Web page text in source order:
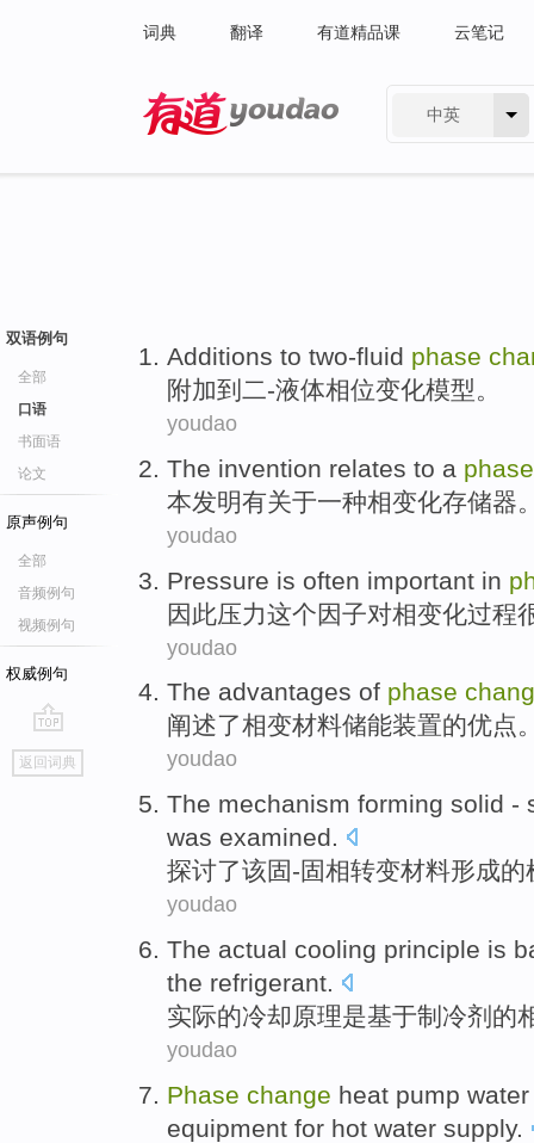
词典 翻译 有道精品课 云笔记
中英
双语例句
全部
口语
书面语
论文
原声例句
全部
音频例句
视频例句
权威例句
go
top
返回词典
Additions to two-fluid phase
附加到 二-液体相位变化模型。
youdao
The invention relates to a phase
本发明有关于一种相变化存储器
youdao
Pressure is often important in
因此压力这个因子对相变化过程
youdao
The advantages of phase
阐述了相变材料储能装置的优点
youdao
The mechanism forming solid -
was examined.
探讨了该固-固相转变材料形成的
youdao
The actual cooling principle is
the refrigerant.
实际的冷却 原理是基于制冷剂 的
youdao
Phase change heat pump
equipment for hot water supply.